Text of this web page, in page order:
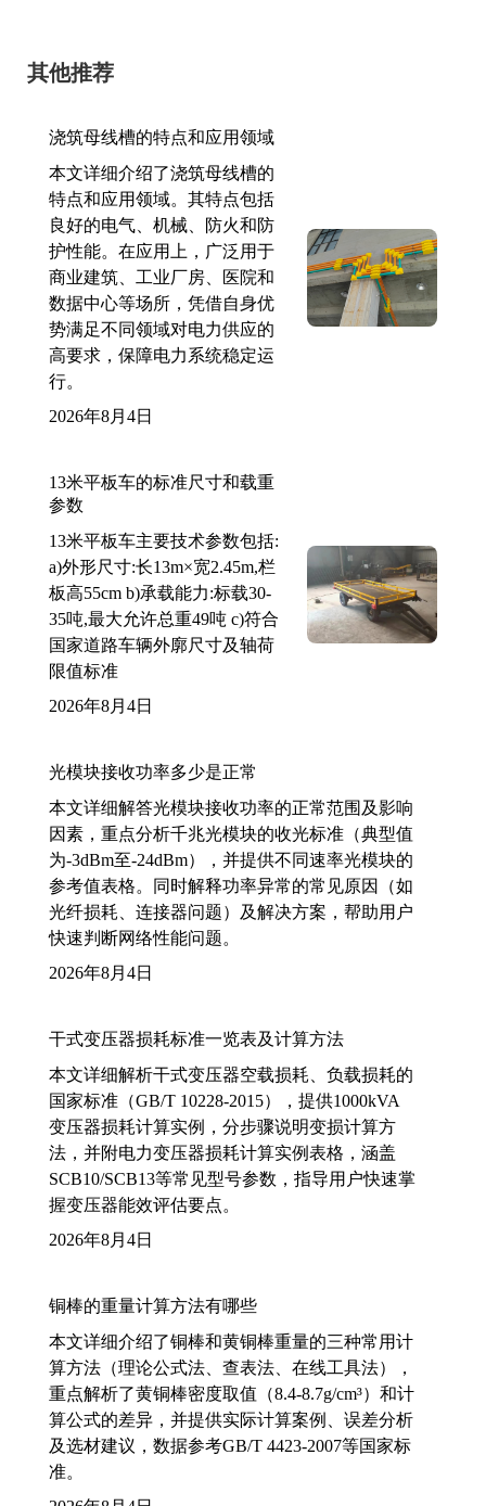
其他推荐
浇筑母线槽的特点和应用领域
本文详细介绍了浇筑母线槽的
特点和应用领域。其特点包括
良好的电气、机械、防火和防
护性能。在应用上，广泛用于
商业建筑、工业厂房、医院和
数据中心等场所，凭借自身优
势满足不同领域对电力供应的
高要求，保障电力系统稳定运
行。
2026年8月4日
13米平板车的标准尺寸和载重
参数
13米平板车主要技术参数包括:
a)外形尺寸:长13m×宽2.45m,栏
板高55cm b)承载能力:标载30-
35吨,最大允许总重49吨 c)符合
国家道路车辆外廓尺寸及轴荷
限值标准
2026年8月4日
光模块接收功率多少是正常
本文详细解答光模块接收功率的正常范围及影响
因素，重点分析千兆光模块的收光标准（典型值
为-3dBm至-24dBm），并提供不同速率光模块的
参考值表格。同时解释功率异常的常见原因（如
光纤损耗、连接器问题）及解决方案，帮助用户
快速判断网络性能问题。
2026年8月4日
干式变压器损耗标准一览表及计算方法
本文详细解析干式变压器空载损耗、负载损耗的
国家标准（GB/T 10228-2015），提供1000kVA
变压器损耗计算实例，分步骤说明变损计算方
法，并附电力变压器损耗计算实例表格，涵盖
SCB10/SCB13等常见型号参数，指导用户快速掌
握变压器能效评估要点。
2026年8月4日
铜棒的重量计算方法有哪些
本文详细介绍了铜棒和黄铜棒重量的三种常用计
算方法（理论公式法、查表法、在线工具法），
重点解析了黄铜棒密度取值（8.4-8.7g/cm³）和计
算公式的差异，并提供实际计算案例、误差分析
及选材建议，数据参考GB/T 4423-2007等国家标
准。